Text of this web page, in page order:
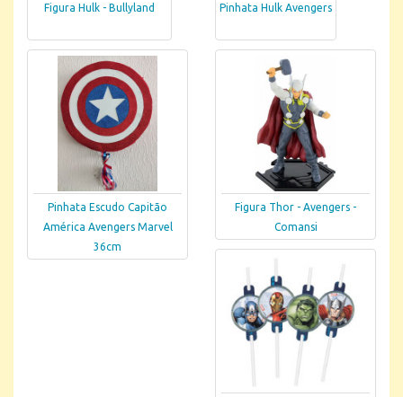
Figura Hulk - Bullyland Pinhata Hulk Avengers
Pinhata Escudo Capitão
América Avengers Marvel
36cm
Figura Thor - Avengers -
Comansi